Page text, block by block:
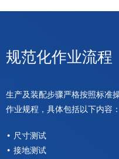
规范化作业流程
生产及装配步骤严格按照标准
作业规程，具体包括以下内容：
• 尺寸测试
• 接地测试